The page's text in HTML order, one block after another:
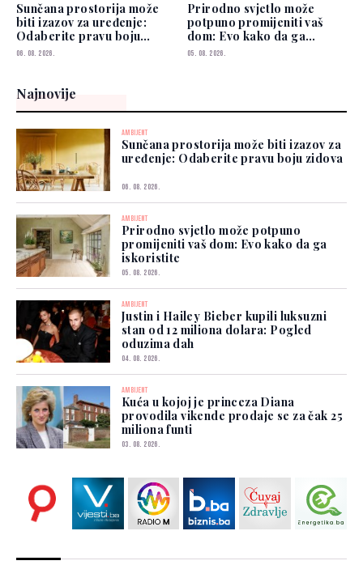
Sunčana prostorija može
biti izazov za uređenje:
Odaberite pravu boju
zidova
06. 08. 2026.
Prirodno svjetlo može
potpuno promijeniti vaš
dom: Evo kako da ga
iskoristite
05. 08. 2026.
Najnovije
AMBIJENT
Sunčana prostorija može biti izazov za
uređenje: Odaberite pravu boju zidova
06. 08. 2026.
AMBIJENT
Prirodno svjetlo može potpuno
promijeniti vaš dom: Evo kako da ga
iskoristite
05. 08. 2026.
AMBIJENT
Justin i Hailey Bieber kupili luksuzni
stan od 12 miliona dolara: Pogled
oduzima dah
04. 08. 2026.
AMBIJENT
Kuća u kojoj je princeza Diana
provodila vikende prodaje se za čak 25
miliona funti
03. 08. 2026.